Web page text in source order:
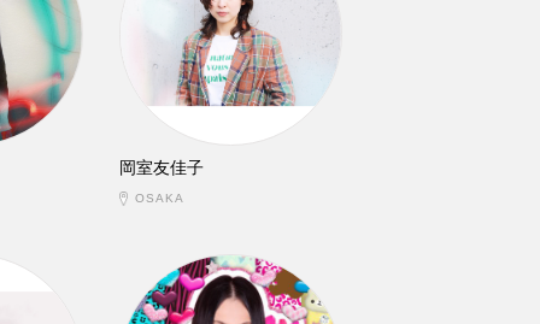
岡室友佳子
OSAKA